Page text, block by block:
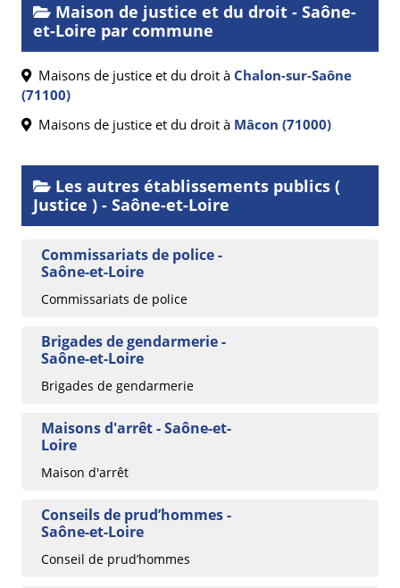
Maison de justice et du droit - Saône-
et-Loire par commune
Maisons de justice et du droit à Chalon-sur-Saône
(71100)
Maisons de justice et du droit à Mâcon (71000)
Les autres établissements publics (
Justice ) - Saône-et-Loire
Commissariats de police -
Saône-et-Loire
Commissariats de police
Brigades de gendarmerie -
Saône-et-Loire
Brigades de gendarmerie
Maisons d'arrêt - Saône-et-
Loire
Maison d'arrêt
Conseils de prud’hommes -
Saône-et-Loire
Conseil de prud’hommes